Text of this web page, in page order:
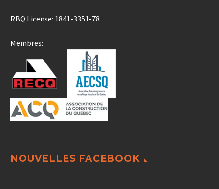
RBQ License: 1841-3351-78
Membres:
NOUVELLES FACEBOOK